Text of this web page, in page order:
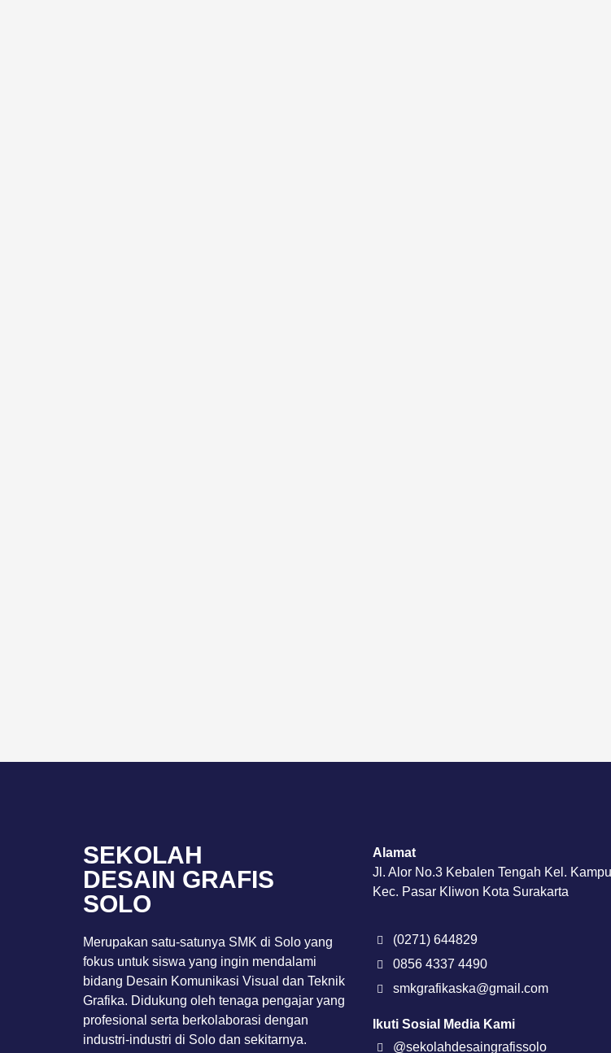
SEKOLAH
DESAIN GRAFIS
SOLO
Merupakan satu-satunya SMK di Solo yang
fokus untuk siswa yang ingin mendalami
bidang Desain Komunikasi Visual dan Teknik
Grafika. Didukung oleh tenaga pengajar yang
profesional serta berkolaborasi dengan
industri-industri di Solo dan sekitarnya.
Alamat
Jl. Alor No.3 Kebalen Tengah Kel.
Kec. Pasar Kliwon Kota Surakarta
(0271) 644829
0856 4337 4490
smkgrafikaska@gmail.com
Ikuti Sosial Media Kami
@sekolahdesaingrafissolo